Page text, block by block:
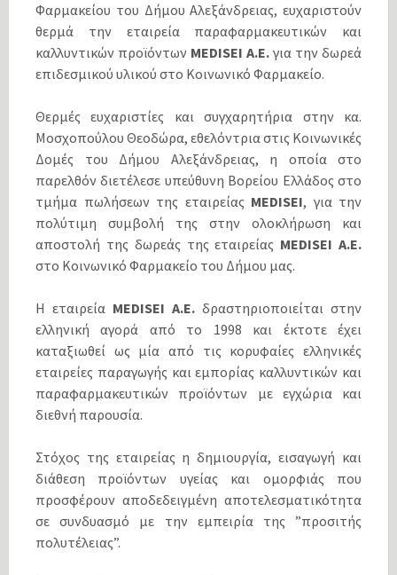
Φαρμακείου του Δήμου Αλεξάνδρειας, ευχαριστούν
θερμά την εταιρεία παραφαρμακευτικών και
καλλυντικών προϊόντων MEDISEI A.E. για την δωρεά
επιδεσμικού υλικού στο Κοινωνικό Φαρμακείο.
Θερμές ευχαριστίες και συγχαρητήρια στην κα.
Μοσχοπούλου Θεοδώρα, εθελόντρια στις Κοινωνικές
Δομές του Δήμου Αλεξάνδρειας, η οποία στο
παρελθόν διετέλεσε υπεύθυνη Βορείου Ελλάδος στο
τμήμα πωλήσεων της εταιρείας MEDISEI, για την
πολύτιμη συμβολή της στην ολοκλήρωση και
αποστολή της δωρεάς της εταιρείας MEDISEI A.E.
στο Κοινωνικό Φαρμακείο του Δήμου μας.
Η εταιρεία MEDISEI A.E. δραστηριοποιείται στην
ελληνική αγορά από το 1998 και έκτοτε έχει
καταξιωθεί ως μία από τις κορυφαίες ελληνικές
εταιρείες παραγωγής και εμπορίας καλλυντικών και
παραφαρμακευτικών προϊόντων με εγχώρια και
διεθνή παρουσία.
Στόχος της εταιρείας η δημιουργία, εισαγωγή και
διάθεση προϊόντων υγείας και ομορφιάς που
προσφέρουν αποδεδειγμένη αποτελεσματικότητα
σε συνδυασμό με την εμπειρία της ”προσιτής
πολυτέλειας”.